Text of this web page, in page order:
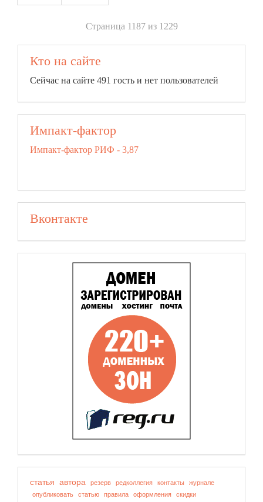
Страница 1187 из 1229
Кто на сайте
Сейчас на сайте 491 гость и нет пользователей
Импакт-фактор
Импакт-фактор РИФ - 3,87
Вконтакте
статья автора резерв редколлегия контакты
журнале
опубликовать
статью правила оформления
скидки